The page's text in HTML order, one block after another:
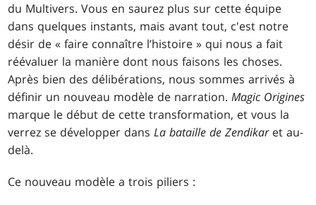
du Multivers. Vous en saurez plus sur cette équipe
dans quelques instants, mais avant tout, c'est notre
désir de « faire connaître l’histoire » qui nous a fait
réévaluer la manière dont nous faisons les choses.
Après bien des délibérations, nous sommes arrivés à
définir un nouveau modèle de narration.Magic Origines
marque le début de cette transformation, et vous la
verrez se développer dansLa bataille de Zendikaret au-
delà.
Ce nouveau modèle a trois piliers :